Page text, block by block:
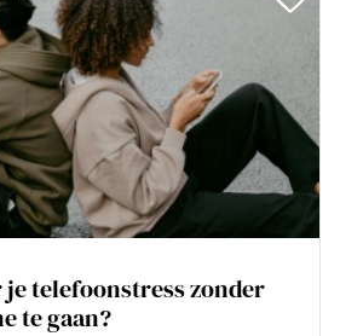
telefoonstress zonder
te gaan?